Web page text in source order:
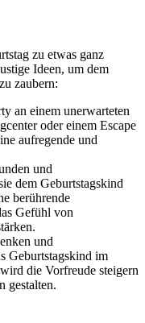
zu etwas ganz
Ideen, um dem
zaubern:
an einem unerwarteten
oder einem Escape
aufregende und
und
dem Geburtstagskind
berührende
Gefühl von
und
Geburtstagskind im
die Vorfreude steigern
gestalten.